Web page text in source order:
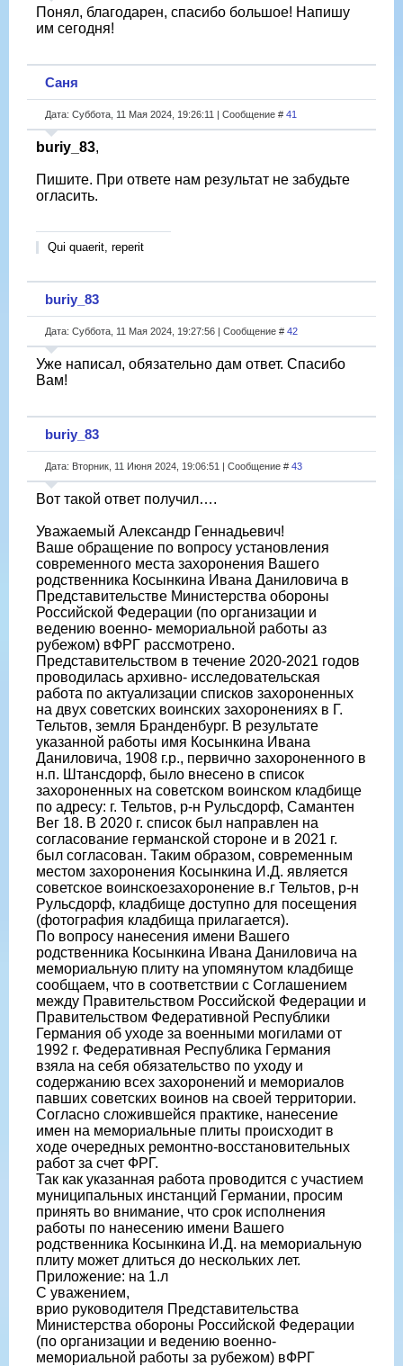
Понял, благодарен, спасибо большое! Напишу
им сегодня!
Саня
Дата: Суббота, 11 Мая 2024, 19:26:11 | Сообщение # 41
buriy_83,
Пишите. При ответе нам результат не забудьте
огласить.
Qui quaerit, reperit
buriy_83
Дата: Суббота, 11 Мая 2024, 19:27:56 | Сообщение # 42
Уже написал, обязательно дам ответ. Спасибо
Вам!
buriy_83
Дата: Вторник, 11 Июня 2024, 19:06:51 | Сообщение # 43
Вот такой ответ получил….
Уважаемый Александр Геннадьевич!
Ваше обращение по вопросу установления
современного места захоронения Вашего
родственника Косынкина Ивана Даниловича в
Представительстве Министерства обороны
Российской Федерации (по организации и
ведению военно- мемориальной работы аз
рубежом) вФРГ рассмотрено.
Представительством в течение 2020-2021 годов
проводилась архивно- исследовательская
работа по актуализации списков захороненных
на двух советских воинских захоронениях в Г.
Тельтов, земля Бранденбург. В результате
указанной работы имя Косынкина Ивана
Даниловича, 1908 г.р., первично захороненного в
н.п. Штансдорф, было внесено в список
захороненных на советском воинском кладбище
по адресу: г. Тельтов, р-н Рульсдорф, Самантен
Вег 18. В 2020 г. список был направлен на
согласование германской стороне и в 2021 г.
был согласован. Таким образом, современным
местом захоронения Косынкина И.Д. является
советское воинскоезахоронение в.г Тельтов, р-н
Рульсдорф, кладбище доступно для посещения
(фотография кладбища прилагается).
По вопросу нанесения имени Вашего
родственника Косынкина Ивана Даниловича на
мемориальную плиту на упомянутом кладбище
сообщаем, что в соответствии с Соглашением
между Правительством Российской Федерации и
Правительством Федеративной Республики
Германия об уходе за военными могилами от
1992 г. Федеративная Республика Германия
взяла на себя обязательство по уходу и
содержанию всех захоронений и мемориалов
павших советских воинов на своей территории.
Согласно сложившейся практике, нанесение
имен на мемориальные плиты происходит в
ходе очередных ремонтно-восстановительных
работ за счет ФРГ.
Так как указанная работа проводится с участием
муниципальных инстанций Германии, просим
принять во внимание, что срок исполнения
работы по нанесению имени Вашего
родственника Косынкина И.Д. на мемориальную
плиту может длиться до нескольких лет.
Приложение: на 1.л
С уважением,
врио руководителя Представительства
Министерства обороны Российской Федерации
(по организации и ведению военно-
мемориальной работы за рубежом) вФРГ